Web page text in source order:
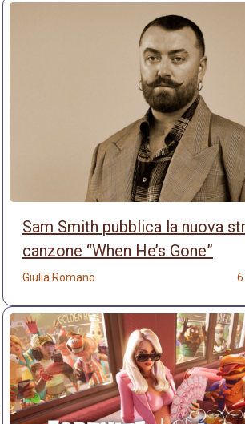
Sam Smith pubblica la nuova
canzone “When He’s Gone”
Giulia Romano